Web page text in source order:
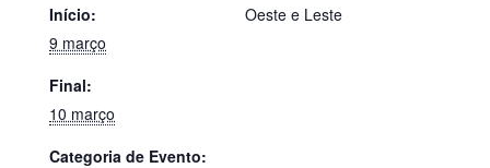
Início:
9 março
Final:
10 março
Categoria de Evento:
Oeste e Leste